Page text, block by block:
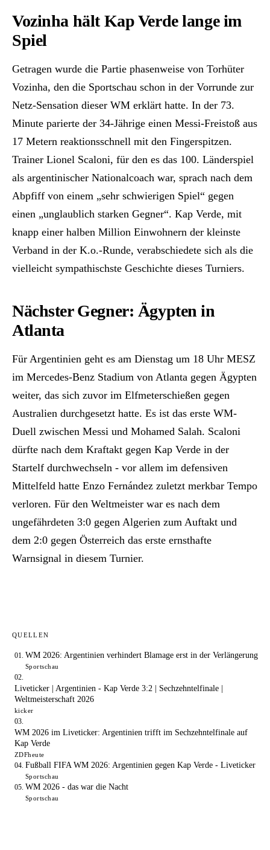
Vozinha hält Kap Verde lange im
Spiel
Getragen wurde die Partie phasenweise von Torhüter
Vozinha, den die Sportschau schon in der Vorrunde zur
Netz-Sensation dieser WM erklärt hatte. In der 73.
Minute parierte der 34-Jährige einen Messi-Freistoß aus
17 Metern reaktionsschnell mit den Fingerspitzen.
Trainer Lionel Scaloni, für den es das 100. Länderspiel
als argentinischer Nationalcoach war, sprach nach dem
Abpfiff von einem „sehr schwierigen Spiel“ gegen
einen „unglaublich starken Gegner“. Kap Verde, mit
knapp einer halben Million Einwohnern der kleinste
Verband in der K.o.-Runde, verabschiedete sich als die
vielleicht sympathischste Geschichte dieses Turniers.
Nächster Gegner: Ägypten in
Atlanta
Für Argentinien geht es am Dienstag um 18 Uhr MESZ
im Mercedes-Benz Stadium von Atlanta gegen Ägypten
weiter, das sich zuvor im Elfmeterschießen gegen
Australien durchgesetzt hatte. Es ist das erste WM-
Duell zwischen Messi und Mohamed Salah. Scaloni
dürfte nach dem Kraftakt gegen Kap Verde in der
Startelf durchwechseln - vor allem im defensiven
Mittelfeld hatte Enzo Fernández zuletzt merkbar Tempo
verloren. Für den Weltmeister war es nach dem
ungefährdeten 3:0 gegen Algerien zum Auftakt und
dem 2:0 gegen Österreich das erste ernsthafte
Warnsignal in diesem Turnier.
QUELLEN
WM 2026: Argentinien verhindert Blamage erst in der Verlängerung
Sportschau
Liveticker | Argentinien - Kap Verde 3:2 | Sechzehntelfinale |
Weltmeisterschaft 2026
kicker
WM 2026 im Liveticker: Argentinien trifft im Sechzehntelfinale auf
Kap Verde
ZDFheute
Fußball FIFA WM 2026: Argentinien gegen Kap Verde - Liveticker
Sportschau
WM 2026 - das war die Nacht
Sportschau